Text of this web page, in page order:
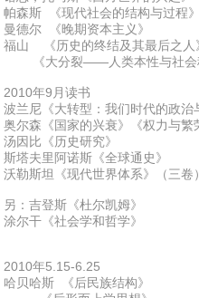
帕森斯 《现代社会的结构与过程
曼德尔 《晚期资本主义》
福山 《历史的终结及其最后之人
《大分裂——人类本性与社会
2010年9月读书
波兰尼《大转型：我们时代的政治
奥尔森《国家的兴衰》《权力与繁
汤因比《历史研究》
斯塔夫里阿诺斯《全球通史》
沃勒斯坦《现代世界体系》（三卷
另：吉登斯《杜尔凯姆》
涂尔干《社会学和哲学》
2010年5.15-6.25
哈贝哈斯 《后民族结构》